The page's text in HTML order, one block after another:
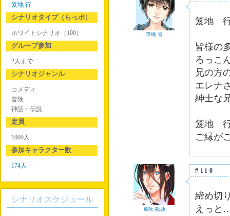
市橋 誉
笈地 行
皆様の
ろっこ
兄の方
エレナ
紳士な
笈地 行
ご縁が
飛吹 勘助
#110
締め切
えっと
笈地 行
シナリオタイプ（らっポ）
ホワイトシナリオ（100）
グループ参加
2人まで
シナリオジャンル
コメディ
冒険
神話・伝説
定員
1000人
参加キャラクター数
174人
シナリオスケジュール